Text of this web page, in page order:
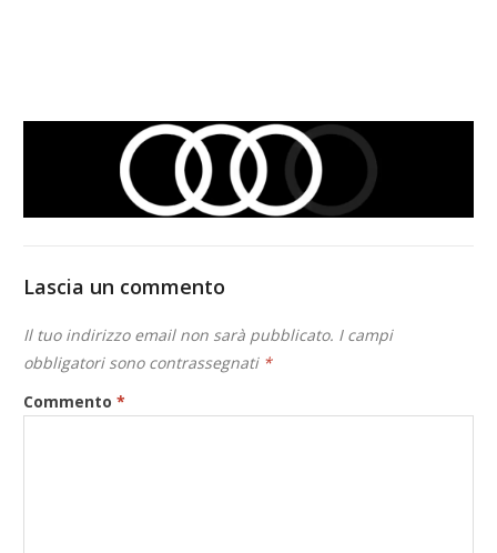
Lascia un commento
Il tuo indirizzo email non sarà pubblicato. I campi
obbligatori sono contrassegnati *
Commento*